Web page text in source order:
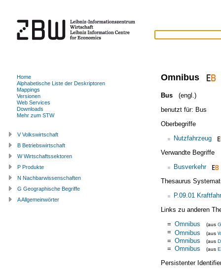
Omnibus
Bus
(engl.)
benutzt für: Bus
Oberbegriffe
Nutzfahrzeug
Verwandte Begriffe
Busverkehr
Thesaurus
P.09.01
Links zu anderen
= Omnibus (aus
= Omnibus (aus
= Omnibus (aus
= Omnibus (aus
Persistenter
Home
Alphabetische Liste der Deskriptoren
Mappings
Versionen
Web Services
Downloads
Mehr zum STW
V Volkswirtschaft
B Betriebswirtschaft
W Wirtschaftssektoren
P Produkte
N Nachbarwissenschaften
G Geographische Begriffe
A Allgemeinwörter